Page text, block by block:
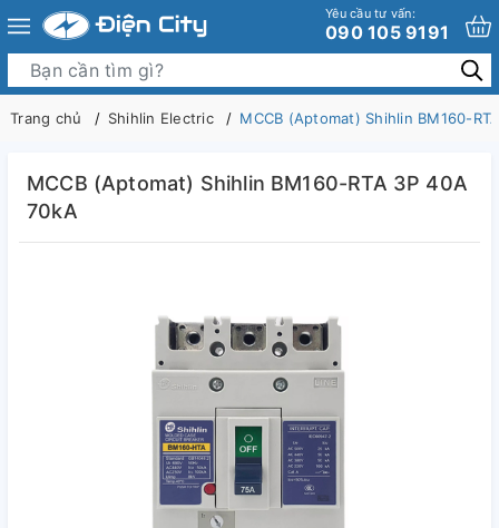
Yêu cầu tư vấn:
090 105 9191
Trang chủ Shihlin Electric MCCB (Aptomat) Shihlin BM160-
MCCB (Aptomat) Shihlin BM160-RTA 3P 40A
70kA